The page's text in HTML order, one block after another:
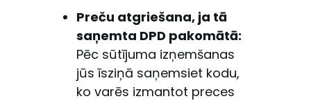
Preču atgriešana, ja tā
saņemta DPD pakomātā:
Pēc sūtījuma izņemšanas
jūs īsziņā saņemsiet kodu,
ko varēs izmantot preces